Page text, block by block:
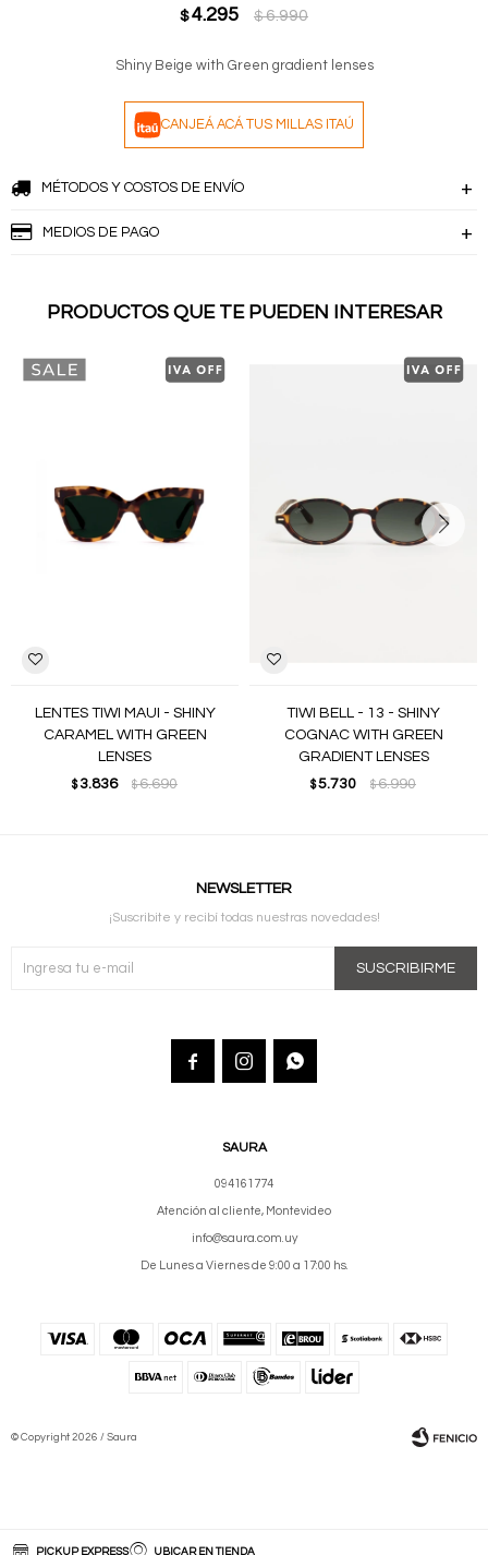
$ 4.295 $ 6.990
Shiny Beige with Green gradient lenses
PICKUP EXPRESS UBICAR EN TIENDA
CANJEÁ ACÁ TUS MILLAS ITAÚ
MÉTODOS Y COSTOS DE ENVÍO
MEDIOS DE PAGO
PRODUCTOS QUE TE PUEDEN INTERESAR
LENTES TIWI MAUI - SHINY
CARAMEL WITH GREEN
LENSES
$3.836 $6.690
TIWI BELL - 13 - SHINY
COGNAC WITH GREEN
GRADIENT LENSES
$5.730 $6.990
SAURA
094161774
Atención al cliente, Montevideo
info@saura.com.uy
De Lunes a Viernes de 9:00 a 17:00 hs.
NEWSLETTER
¡Suscribite y recibí todas nuestras novedades!
SUSCRIBIRME
  
© Copyright 2026 / Saura